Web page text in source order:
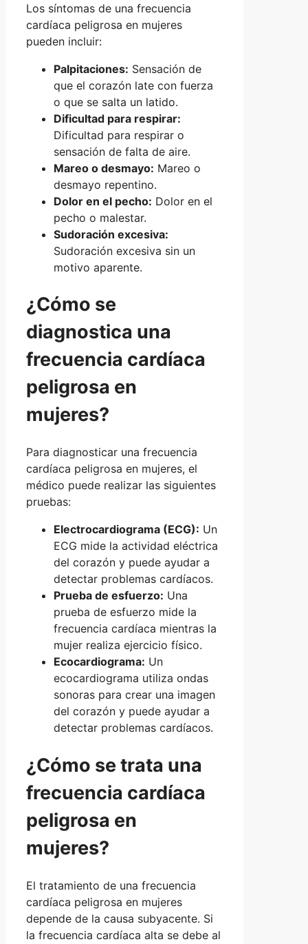
Los síntomas de una frecuencia
cardíaca peligrosa en mujeres
pueden incluir:
Palpitaciones: Sensación de
que el corazón late con fuerza
o que se salta un latido.
Dificultad para respirar:
Dificultad para respirar o
sensación de falta de aire.
Mareo o desmayo: Mareo o
desmayo repentino.
Dolor en el pecho: Dolor en el
pecho o malestar.
Sudoración excesiva:
Sudoración excesiva sin un
motivo aparente.
¿Cómo se
diagnostica una
frecuencia cardíaca
peligrosa en
mujeres?
Para diagnosticar una frecuencia
cardíaca peligrosa en mujeres, el
médico puede realizar las siguientes
pruebas:
Electrocardiograma (ECG): Un
ECG mide la actividad eléctrica
del corazón y puede ayudar a
detectar problemas cardíacos.
Prueba de esfuerzo: Una
prueba de esfuerzo mide la
frecuencia cardíaca mientras la
mujer realiza ejercicio físico.
Ecocardiograma: Un
ecocardiograma utiliza ondas
sonoras para crear una imagen
del corazón y puede ayudar a
detectar problemas cardíacos.
¿Cómo se trata una
frecuencia cardíaca
peligrosa en
mujeres?
El tratamiento de una frecuencia
cardíaca peligrosa en mujeres
depende de la causa subyacente. Si
la frecuencia cardíaca alta se debe al